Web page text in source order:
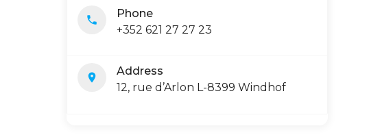
local_phone
Phone
+352 621 27 27 23
location_on
Address
12, rue d’Arlon L-8399 Windhof